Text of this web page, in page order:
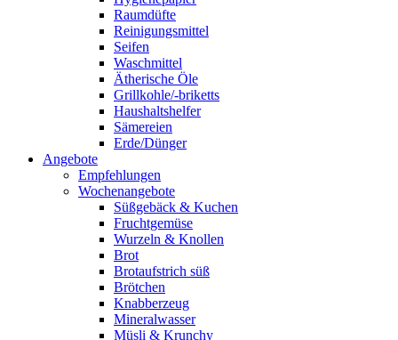
Raumdüfte
Reinigungsmittel
Seifen
Waschmittel
Ätherische Öle
Grillkohle/-briketts
Haushaltshelfer
Sämereien
Erde/Dünger
Angebote
Empfehlungen
Wochenangebote
Süßgebäck & Kuchen
Fruchtgemüse
Wurzeln & Knollen
Brot
Brotaufstrich süß
Brötchen
Knabberzeug
Mineralwasser
Müsli & Krunchy